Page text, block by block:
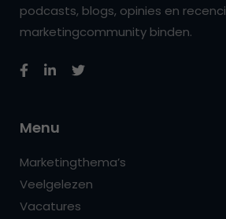
podcasts, blogs, opinies en
marketingcommunity binden.
Menu
Marketingthema’s
Veelgelezen
Vacatures